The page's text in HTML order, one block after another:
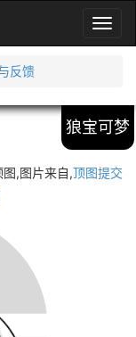
反馈
狼宝可梦
图,图片来自,顶图提交